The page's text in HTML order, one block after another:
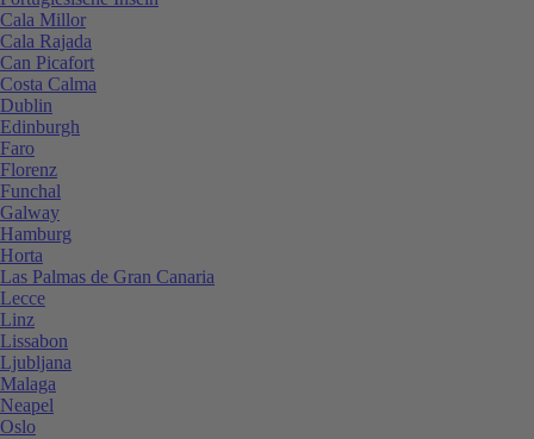
Cala Millor
Cala Rajada
Can Picafort
Costa Calma
Dublin
Edinburgh
Faro
Florenz
Funchal
Galway
Hamburg
Horta
Las Palmas de Gran Canaria
Lecce
Linz
Lissabon
Ljubljana
Malaga
Neapel
Oslo